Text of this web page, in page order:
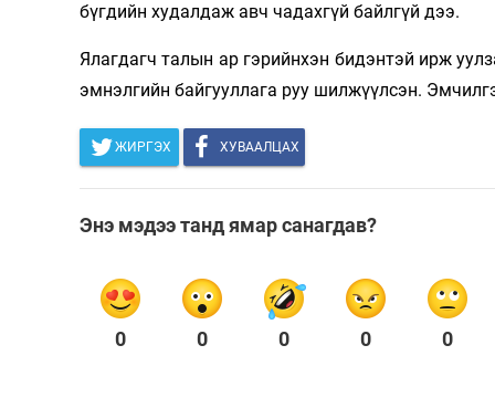
бүгдийн худалдаж авч чадахгүй байлгүй дээ.
Ялагдагч талын ар гэрийнхэн бидэнтэй ирж
эмнэлгийн байгууллага руу шилжүүлсэн.
ЖИРГЭХ ХУВААЛЦАХ
Энэ мэдээ танд ямар санагдав?
0 0 0 0 0